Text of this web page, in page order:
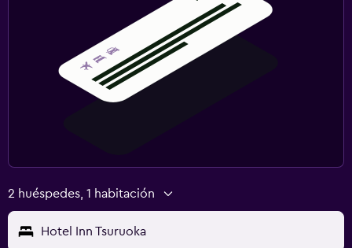
2 huéspedes, 1 habitación
Hotel Inn Tsuruoka